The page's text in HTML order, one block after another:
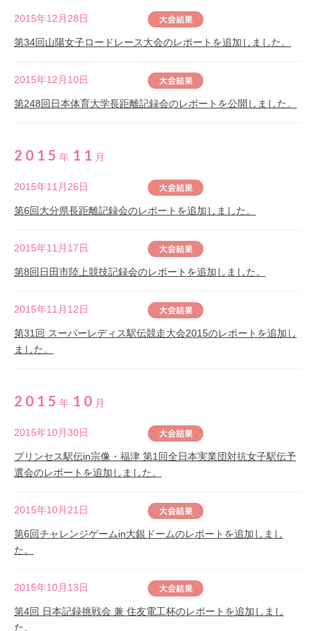
2015年12月28日
第34回山陽女子ロードレース大会のレポートを追加しました。
2015年12月10日
第248回日本体育大学長距離記録会のレポートを公開しました。
2015 年 11 月
2015年11月26日
第6回大分県長距離記録会のレポートを追加しました。
2015年11月17日
第8回日田市陸上競技記録会のレポートを追加しました。
2015年11月12日
第31回 スーパーレディス駅伝競走大会2015のレポートを追加し
ました。
2015 年 10 月
2015年10月30日
プリンセス駅伝in宗像・福津 第1回全日本実業団対抗女子駅伝予
選会のレポートを追加しました。
2015年10月21日
第6回チャレンジゲームin大銀ドームのレポートを追加しまし
た。
2015年10月13日
第4回 日本記録挑戦会 兼 住友電工杯のレポートを追加しまし
た。